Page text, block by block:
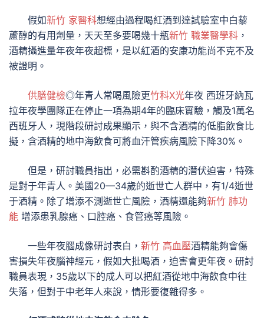
假如新竹 家醫科想經由過程喝紅酒到達試驗室中白藜
蘆醇的有用劑量，天天至多要喝幾十瓶新竹 職業醫學科 ，
酒精攝進量年夜年夜超標，是以紅酒的安康功能尚不克不及
被證明。
供膳健檢◎年青人常喝風險更竹科X光年夜 西班牙納瓦
拉年夜學團隊正在停止一項為期4年的臨床實驗，觸及1萬名
西班牙人，現階段研討成果顯示，與不含酒精的低脂飲食比
擬，含酒精的地中海飲食可將血汗管疾病風險下降30%。
但是，研討職員指出，必需斟酌酒精的潛伏迫害，特殊
是對于年青人。美國20—34歲的逝世亡人群中，有1/4逝世
于酒精。除了增添不測逝世亡風險，酒精還能夠新竹 肺功
能 增添患乳腺癌、口腔癌、食管癌等風險。
一些年夜腦成像研討表白， 新竹 高血壓酒精能夠會傷
害損失年夜腦神經元，假如大批喝酒，迫害會更年夜。研討
職員表現，35歲以下的成人可以把紅酒從地中海飲食中往
失落，但對于中老年人來說，情形要復雜得多。